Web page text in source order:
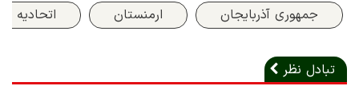
جمهوری آذربایجان ارمنستان اتحادیه
تبادل نظر